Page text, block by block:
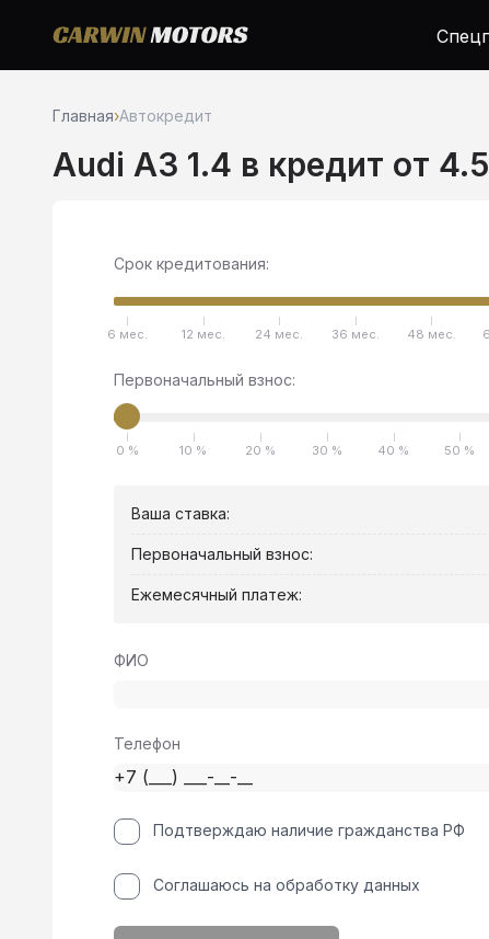
Главная›Автокредит
Audi A3 1.4 в кредит от
Срок кредитования:
6 мес. 12 мес. 24 мес. 36 мес. 48 мес.
Первоначальный взнос:
0 % 10 % 20 % 30 % 40 % 50 %
Ваша ставка:
Первоначальный взнос:
Ежемесячный платеж:
ФИО
Телефон
Подтверждаю наличие гражданства РФ
Соглашаюсь на обработку данных